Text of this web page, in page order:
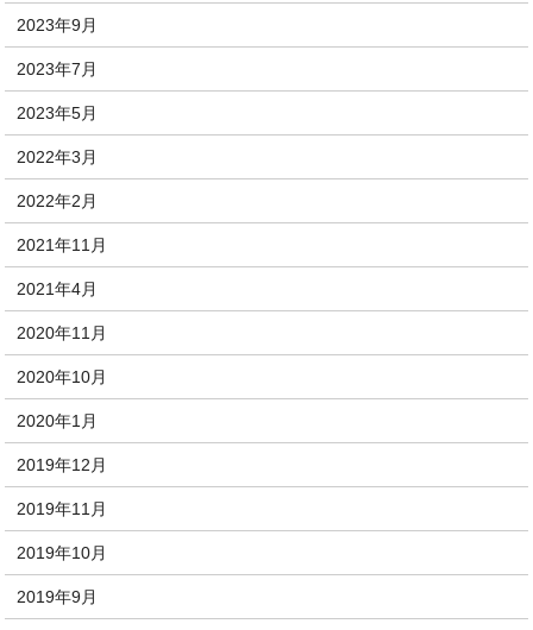
2023年9月
2023年7月
2023年5月
2022年3月
2022年2月
2021年11月
2021年4月
2020年11月
2020年10月
2020年1月
2019年12月
2019年11月
2019年10月
2019年9月